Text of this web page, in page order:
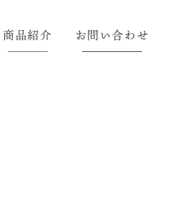
商品紹介 お問い合わせ